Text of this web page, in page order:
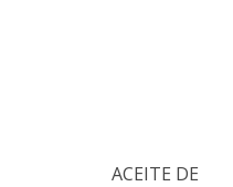
ACEITE DE